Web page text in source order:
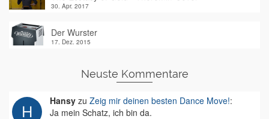
30. Apr. 2017
Der Wurster
17. Dez. 2015
Neuste Kommentare
Hansy zu Zeig mir deinen besten Dance Move!:
Ja mein Schatz, ich bin da.